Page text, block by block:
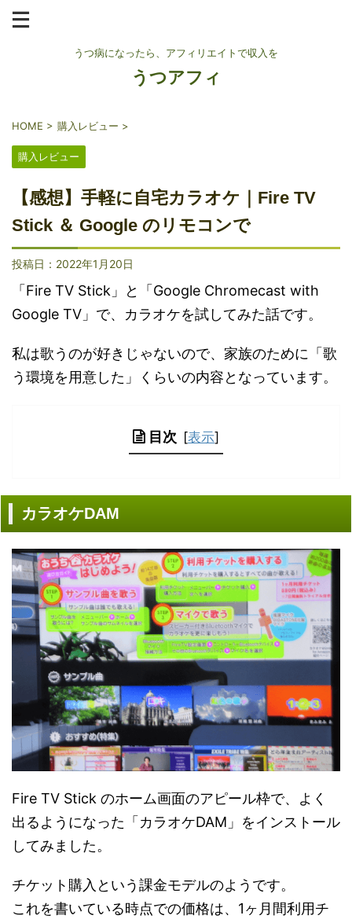
うつ病になったら、アフィリエイトで収入を
うつアフィ
HOME > 購入レビュー >
購入レビュー
【感想】手軽に自宅カラオケ｜Fire TV
Stick ＆ Google のリモコンで
投稿日： 2022年1月20日
「Fire TV Stick」と「Google Chromecast with
Google TV」で、カラオケを試してみた話です。
私は歌うのが好きじゃないので、家族のために「歌
う環境を用意した」くらいの内容となっています。
目次 [表示]
カラオケDAM
Fire TV Stick のホーム画面のアピール枠で、よく
出るようになった「カラオケDAM」をインストール
してみました。
チケット購入という課金モデルのようです。
これを書いている時点での価格は、1ヶ月間利用チ